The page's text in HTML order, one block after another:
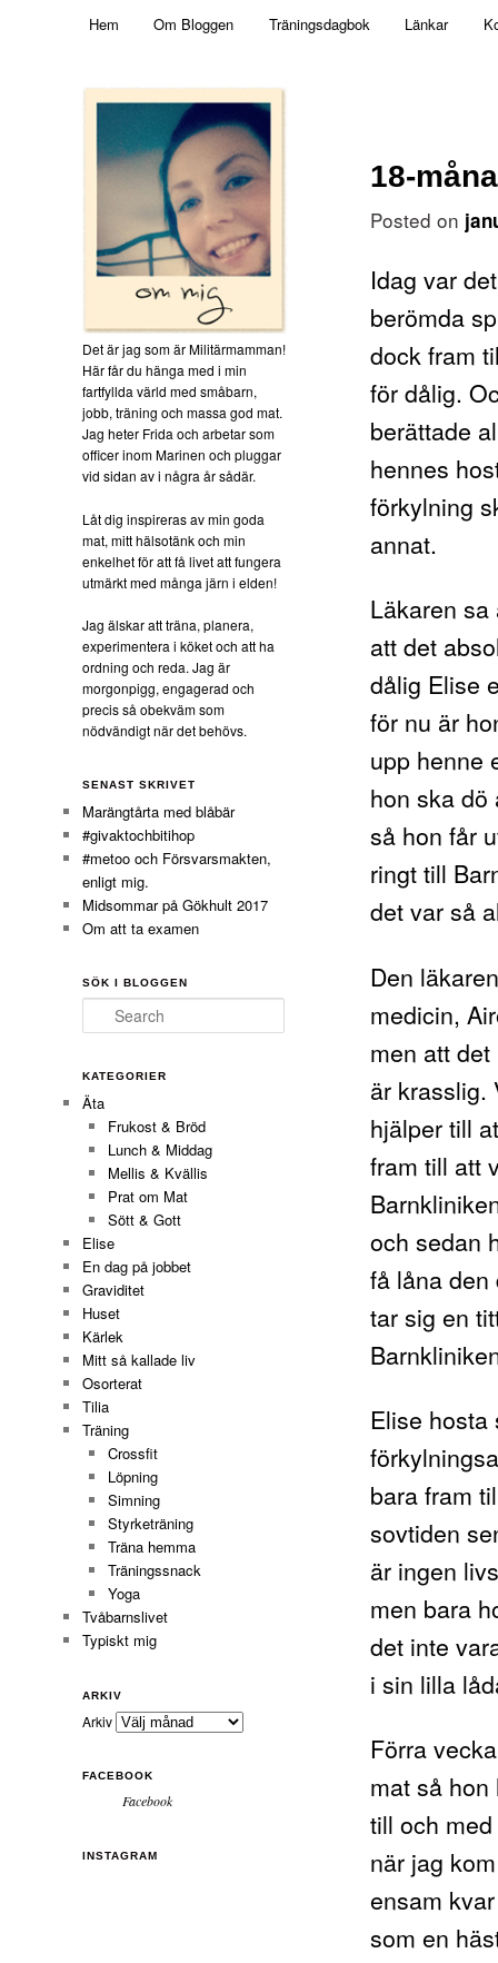
Militärmamman
Skip to primary content
Hem Om Bloggen Träningsdagbok Länkar
18-
Posted on
Idag var
berömda
dock fram
för dålig.
berättade
hennes
förkylning
annat.
Läkaren
att det
dålig Elise
för nu är
upp henne
hon ska dö
så hon får
ringt till
det var så
Den
medicin,
men att
är krasslig.
hjälper till
fram till att
och sedan
få låna
tar sig en
Elise
bara fram
sovtiden
är ingen
men bara
det inte
i sin lilla
Förra
mat så
till och
när jag
ensam
som en
Det är jag som är Militärmamman!
Här får du hänga med i min
fartfyllda värld med småbarn,
jobb, träning och massa god mat.
Jag heter Frida och arbetar som
officer inom Marinen och pluggar
vid sidan av i några år sådär.
Låt dig inspireras av min goda
mat, mitt hälsotänk och min
enkelhet för att få livet att fungera
utmärkt med många järn i elden!
Jag älskar att träna, planera,
experimentera i köket och att ha
ordning och reda. Jag är
morgonpigg, engagerad och
precis så obekväm som
nödvändigt när det behövs.
SENAST SKRIVET
Marängtårta med blåbär
#givaktochbitihop
#metoo och Försvarsmakten,
enligt mig.
Midsommar på Gökhult 2017
Om att ta examen
SÖK I BLOGGEN
Search
KATEGORIER
Äta
Frukost & Bröd
Lunch & Middag
Mellis & Kvällis
Prat om Mat
Sött & Gott
Elise
En dag på jobbet
Graviditet
Huset
Kärlek
Mitt så kallade liv
Osorterat
Tilia
Träning
Crossfit
Löpning
Simning
Styrketräning
Träna hemma
Träningssnack
Yoga
Tvåbarnslivet
Typiskt mig
ARKIV
Arkiv
FACEBOOK
Facebook
INSTAGRAM